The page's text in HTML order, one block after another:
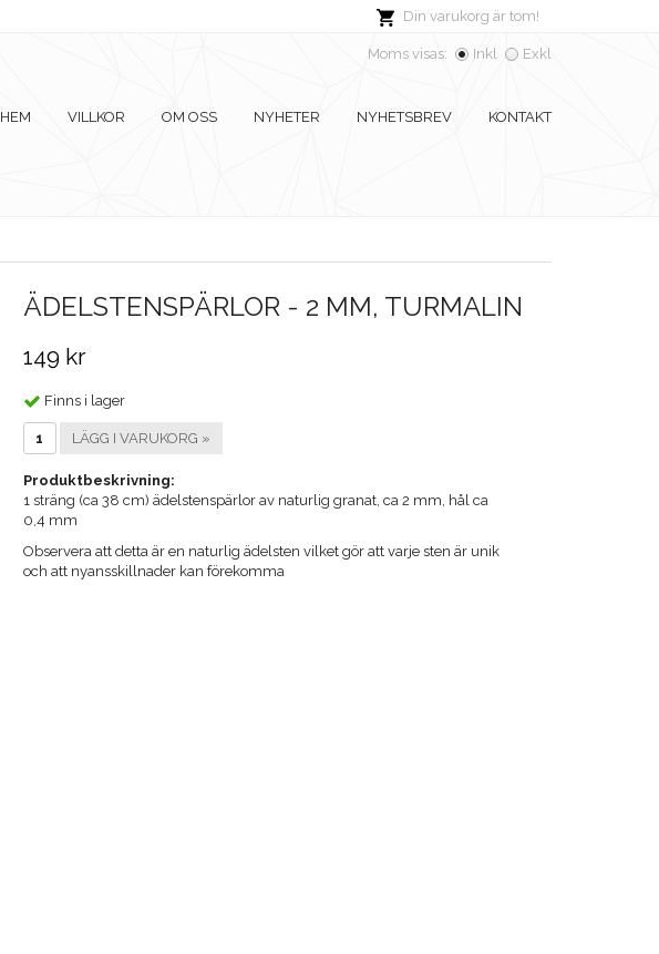
Din varukorg är tom!
Moms visas: Inkl Exkl
HEM VILLKOR OM OSS NYHETER NYHETSBREV KONTAKT
ÄDELSTENSPÄRLOR - 2 MM, TURMALIN
149 kr
Finns i lager
LÄGG I VARUKORG »
Produktbeskrivning:
1 sträng (ca 38 cm) ädelstenspärlor av naturlig granat, ca 2 mm, hål ca
0,4 mm
Observera att detta är en naturlig ädelsten vilket gör att varje sten är unik
och att nyansskillnader kan förekomma